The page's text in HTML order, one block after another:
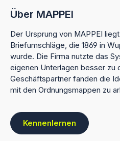
Über MAPPEI
Der Ursprung von MAPPEI
Briefumschläge, die 1869 in
wurde. Die Firma nutzte das
eigenen Unterlagen besser zu
Geschäftspartner fanden die
mit den Ordnungsmappen zu
Kennenlernen